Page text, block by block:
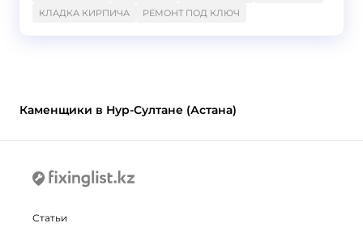
КЛАДКА КИРПИЧА
РЕМОНТ ПОД КЛЮЧ
Каменщики в Нур-Султане (Астана)
Статьи